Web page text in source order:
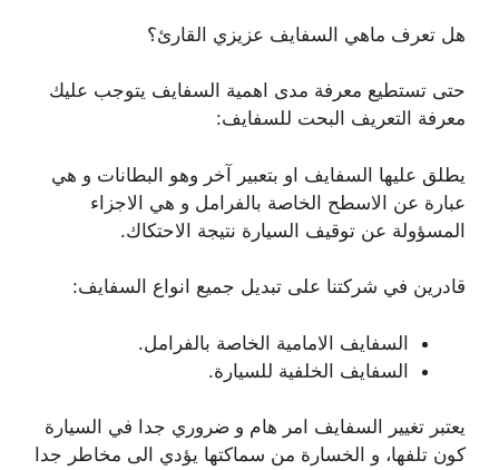
هل تعرف ماهي السفايف عزيزي القارئ؟
حتى تستطيع معرفة مدى اهمية السفايف يتوجب عليك
معرفة التعريف البحت للسفايف:
يطلق عليها السفايف او بتعبير آخر وهو البطانات و هي
عبارة عن الاسطح الخاصة بالفرامل و هي الاجزاء
المسؤولة عن توقيف السيارة نتيجة الاحتكاك.
قادرين في شركتنا على تبديل جميع انواع السفايف:
السفايف الامامية الخاصة بالفرامل.
السفايف الخلفية للسيارة.
يعتبر تغيير السفايف امر هام و ضروري جدا في السيارة
كون تلفها، و الخسارة من سماكتها يؤدي الى مخاطر جدا